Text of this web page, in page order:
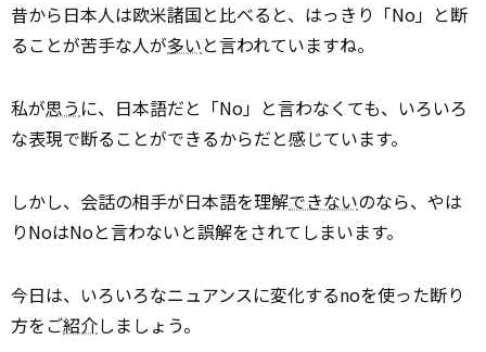
昔から日本人は欧米諸国と比べると、はっきり「No」と断
ることが苦手な人が多いと言われていますね。
私が思う に、日本語だと「No」と言わなくても、いろいろ
な表現で断ることができるからだと感じています。
しかし、会話の相手が日本語を理解できないのなら、やは
りNoはNoと言わないと誤解をされてしまいます。
今日は、いろいろなニュアンスに変化するnoを使った断り
方をご紹介しましょう。